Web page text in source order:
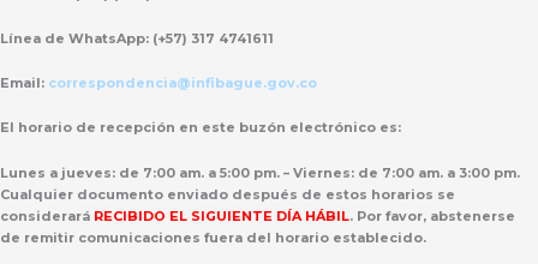
Línea de WhatsApp: (+57) 317 4741611
Email: correspondencia@infibague.gov.co
El horario de recepción en este buzón electrónico es:
Lunes a jueves: de 7:00 am. a 5:00 pm. – Viernes: de 7:00 am. a 3:00 pm.
Cualquier documento enviado después de estos horarios se
considerará RECIBIDO EL SIGUIENTE DÍA HÁBIL. Por favor, abstenerse
de remitir comunicaciones fuera del horario establecido.